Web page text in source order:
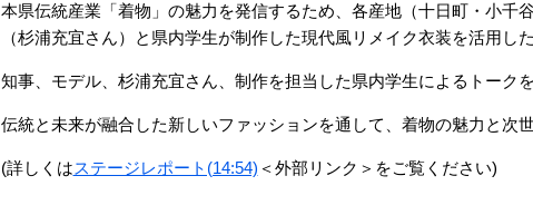
本県伝統産業「着物」の魅力を発信するため、各産地（十日町・小千
（杉浦充宜さん）と県内学生が制作した現代風リメイク衣装を活用し
知事、モデル、杉浦充宜さん、制作を担当した県内学生によるトークを
伝統と未来が融合した新しいファッションを通して、着物の魅力と次
(詳しくはステージレポート(14:54) ＜外部リンク＞ をご覧ください)